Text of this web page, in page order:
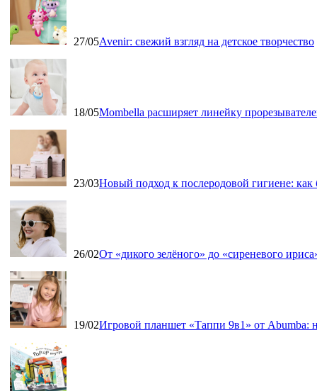
27/05Avenir: свежий взгляд на детское творчество
18/05Mombella расширяет линейку
23/03Новый подход к послеродовой гигиене:
26/02От «дикого зелёного» до «сиреневого
19/02Игровой планшет «Таппи 9в1» от Abumba: